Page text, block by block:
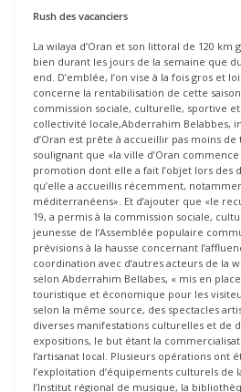
Rush des vacanciers
La wilaya d’Oran et son littoral de 120 km
bien durant les jours de la semaine que
end. D’emblée, l’on vise à la fois gros et
concerne la rentabilisation de cette
commission sociale, culturelle, sportive
collectivité locale,Abderrahim Belabbes,
d’Oran est prête à accueillir pas moins
soulignant que «la ville d’Oran
promotion dont elle a fait l’objet lors des
qu’elle a accueillis récemment,
méditerranéens». Et d’ajouter que «le
19, a permis à la commission sociale,
jeunesse de l’Assemblée populaire
prévisions à la hausse concernant
coordination avec d’autres acteurs de la
selon Abderrahim Bellabes, « mis en
touristique et économique pour les
selon la même source, des spectacles
diverses manifestations culturelles et de
expositions, le but étant la
l’artisanat local. Plusieurs opérations ont
l’exploitation d’équipements culturels de
l’Institut régional de musique, la